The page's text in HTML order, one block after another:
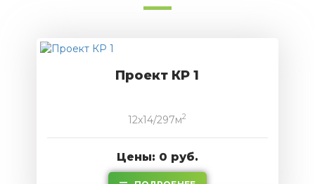
Проект КР 1
12x14/297м2
Цены: 0 руб.